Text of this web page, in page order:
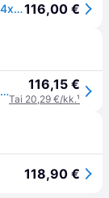
Logitech Rally Bar Mini, 4K Ultra HD, 30 fps, 4x, Grafiitti116,00 €
Logitech Rally Bar Mini, 4K Ultra HD, 30 fps, 4x, Grafiitti 116,15 €
Tai 20,29 €/kk.¹
118,90 €